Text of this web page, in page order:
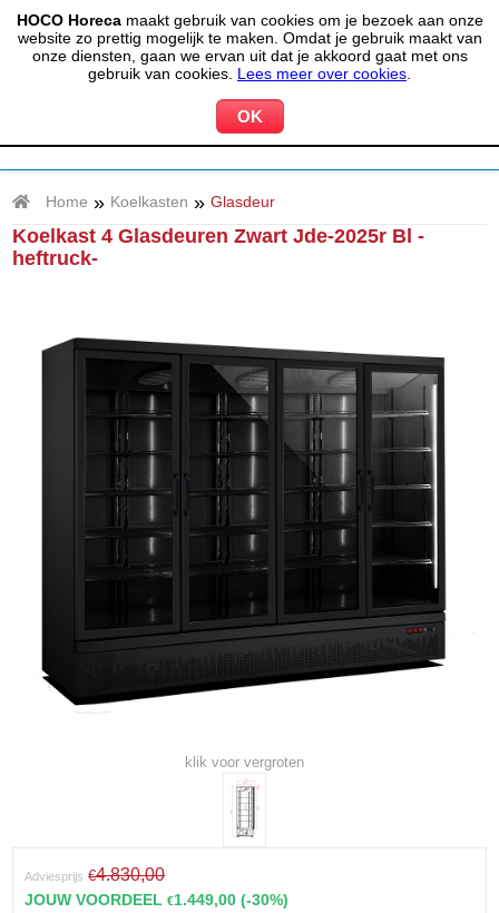
HOCO Horecamaakt gebruik van cookies om je bezoek aan onze
website zo prettig mogelijk te maken. Omdat je gebruik maakt van
onze diensten, gaan we ervan uit dat je akkoord gaat met ons
gebruik van cookies. Lees meer over cookies
(020) 497 6325 info@hocohoreca.nl
MIJN ACCOUNT 0 WINKELWAGEN
Home » Koelkasten » Glasdeur
Koelkast 4 Glasdeuren Zwart Jde-2025r Bl -
heftruck-
klik voor vergroten
Adviesprijs €4.830,00
JOUW VOORDEEL€1.449,00 (-30%)